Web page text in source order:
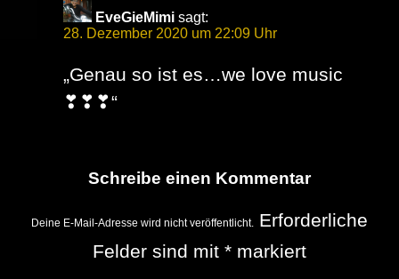
EveGieMimi sagt:
28. Dezember 2020 um 22:09 Uhr
„Genau so ist es…we love music
❣❣❣“
Schreibe einen Kommentar
Deine E-Mail-Adresse wird nicht veröffentlicht. Erforderliche
Felder sind mit * markiert